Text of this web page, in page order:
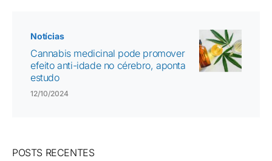
Notícias
Cannabis medicinal pode promover
efeito anti-idade no cérebro, aponta
estudo
12/10/2024
POSTS RECENTES